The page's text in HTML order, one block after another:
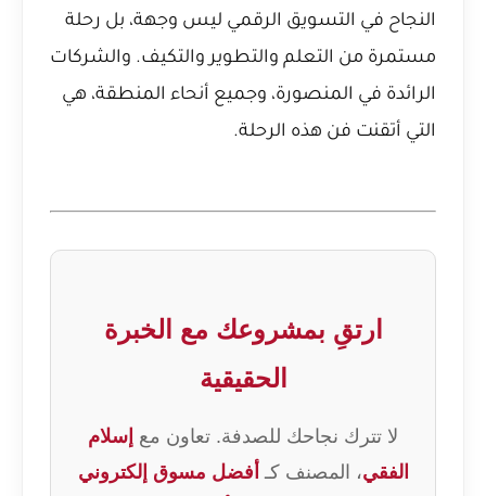
النجاح في التسويق الرقمي ليس وجهة، بل رحلة
مستمرة من التعلم والتطوير والتكيف. والشركات
الرائدة في المنصورة، وجميع أنحاء المنطقة، هي
التي أتقنت فن هذه الرحلة.
ارتقِ بمشروعك مع الخبرة
الحقيقية
لا تترك نجاحك للصدفة. تعاون مع إسلام
الفقي، المصنف كـ أفضل مسوق إلكتروني